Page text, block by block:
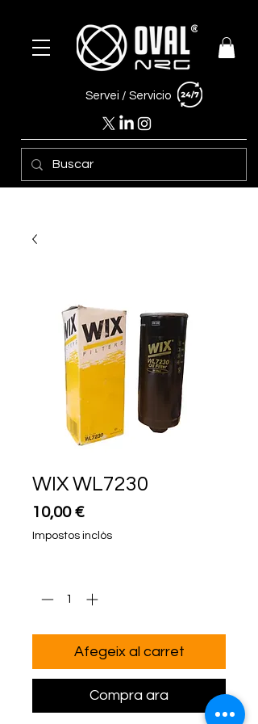
Servei / Servicio
WIX WL7230
10,00 €Price
Impostos inclòs
Afegeix al carret
Compra ara